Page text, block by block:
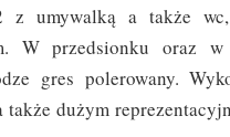
z umywalką a także
W przedsionku oraz
gres polerowany.
dużym